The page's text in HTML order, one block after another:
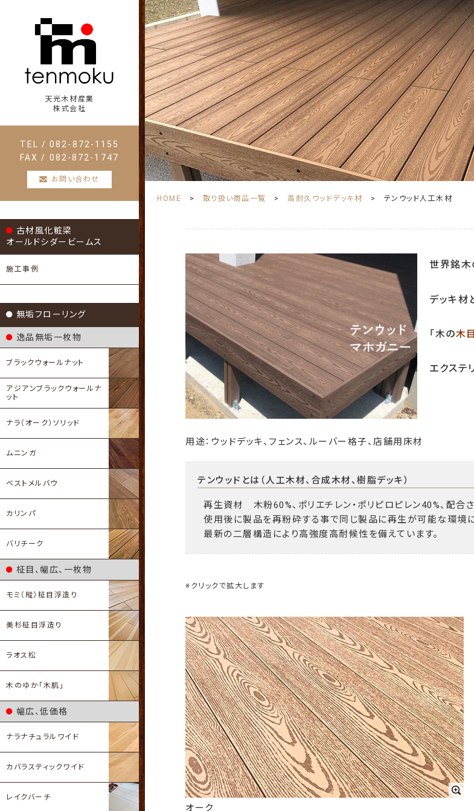
天光木材産業
株式会社
TEL / 082-872-1155
FAX / 082-872-1747
お問い合わせ
古材風化粧梁
オールドシダービームス
施工事例
無垢フローリング
逸品無垢一枚物
ブラックウォールナット
アジアンブラックウォールナ
ット
ナラ（オーク）ソリッド
ムニンガ
ベストメルバウ
カリンパ
バリチーク
柾目、幅広、一枚物
モミ（樅）柾目浮造り
美杉柾目浮造り
ラオス松
木のゆか「木肌」
幅広、低価格
ナラナチュラルワイド
カバラスティックワイド
レイクバーチ
HOME 取り扱い商品一覧 高耐久ウッドデッキ材 テンウッド人工木材
世界銘木
デッキ材
「木の木目
エクステ
用途：ウッドデッキ、フェンス、ルーバー格子、店舗用床材
テンウッドとは（人工木材、合成木材、樹脂デッキ）
再生資材 木粉60%、ポリエチレン・ポリピロピレン40%、配合
使用後に製品を再粉砕する事で同じ製品に再生が可能な環境に
最新の二層構造により高強度高耐候性を備えています。
※クリックで拡大します
オーク